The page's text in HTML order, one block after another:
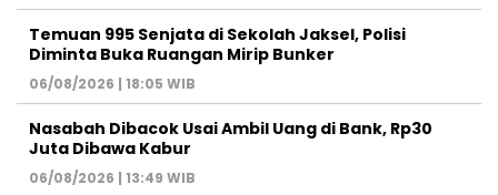
Temuan 995 Senjata di Sekolah Jaksel, Polisi
Diminta Buka Ruangan Mirip Bunker
06/08/2026 | 18:05 WIB
Nasabah Dibacok Usai Ambil Uang di Bank, Rp30
Juta Dibawa Kabur
06/08/2026 | 13:49 WIB